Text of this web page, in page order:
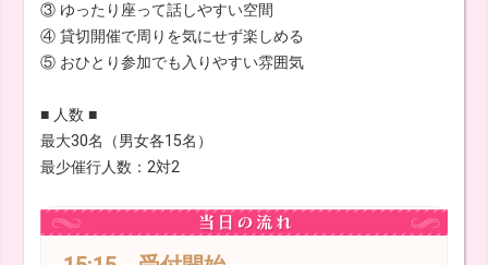
③ ゆったり座って話しやすい空間
④ 貸切開催で周りを気にせず楽しめる
⑤ おひとり参加でも入りやすい雰囲気
■ 人数 ■
最大30名（男女各15名）
最少催行人数：2対2